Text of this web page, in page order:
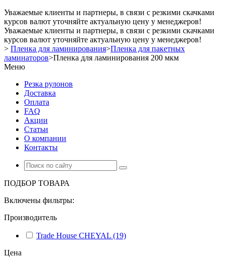
Уважаемые клиенты и партнеры, в связи с резкими скачками
курсов валют уточняйте актуальную цену у менеджеров!
Уважаемые клиенты и партнеры, в связи с резкими скачками
курсов валют уточняйте актуальную цену у менеджеров!
> Пленка для ламинирования>Пленка для пакетных
ламинаторов>Пленка для ламинирования 200 мкм
Меню
Резка рулонов
Доставка
Оплата
FAQ
Акции
Статьи
О компании
Контакты
ПОДБОР ТОВАРА
Включены фильтры:
Производитель
Trade House CHEYAL (19)
Цена